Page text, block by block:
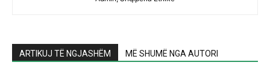
ARTIKUJ TË NGJASHËM MË SHUMË NGA AUTORI